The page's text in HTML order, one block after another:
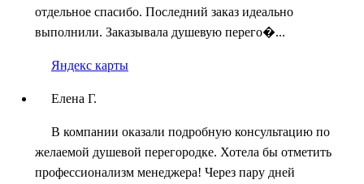
отдельное спасибо. Последний заказ идеально
выполнили. Заказывала душевую перего�...
Яндекс карты
Елена Г.
В компании оказали подробную консультацию по
желаемой душевой перегородке. Хотела бы отметить
профессионализм менеджера! Через пару дней